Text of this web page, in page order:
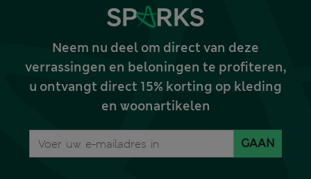
Neem nu deel om direct van deze
verrassingen en beloningen te profiteren,
u ontvangt direct 15% korting op kleding
en woonartikelen
GAAN